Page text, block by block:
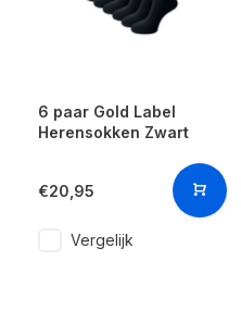
6 paar Gold Label
Herensokken Zwart
€20,95
Vergelijk